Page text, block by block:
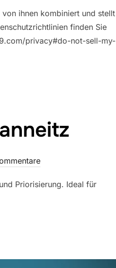
ihnen kombiniert und stellt
finden Sie
privacy#do-not-sell-my-
Priorisierung. Ideal für